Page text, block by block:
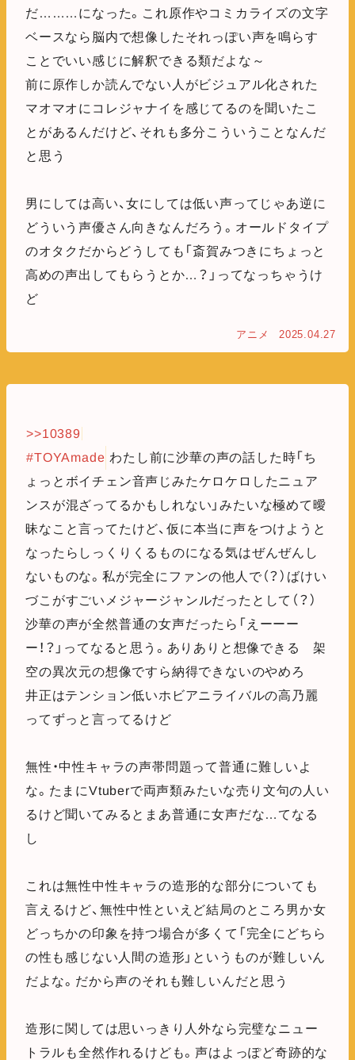
だ………になった。これ原作やコミカライズの文字
ベースなら脳内で想像したそれっぽい声を鳴らす
ことでいい感じに解釈できる類だよな～
前に原作しか読んでない人がビジュアル化された
マオマオにコレジャナイを感じてるのを聞いたこ
とがあるんだけど、それも多分こういうことなんだ
と思う
男にしては高い、女にしては低い声ってじゃあ逆に
どういう声優さん向きなんだろう。オールドタイプ
のオタクだからどうしても「斎賀みつきにちょっと
高めの声出してもらうとか…？」ってなっちゃうけ
ど
アニメ 2025.04.27
>>10389
#TOYAmade わたし前に沙華の声の話した時「ち
ょっとボイチェン音声じみたケロケロしたニュア
ンスが混ざってるかもしれない」みたいな極めて曖
昧なこと言ってたけど、仮に本当に声をつけようと
なったらしっくりくるものになる気はぜんぜんし
ないものな。私が完全にファンの他人で（？）ばけい
づこがすごいメジャージャンルだったとして（？）
沙華の声が全然普通の女声だったら「えーーー
ー！？」ってなると思う。ありありと想像できる 架
空の異次元の想像ですら納得できないのやめろ
井正はテンション低いホビアニライバルの高乃麗
ってずっと言ってるけど
無性・中性キャラの声帯問題って普通に難しいよ
な。たまにVtuberで両声類みたいな売り文句の人い
るけど聞いてみるとまあ普通に女声だな…てなる
し
これは無性中性キャラの造形的な部分についても
言えるけど、無性中性といえど結局のところ男か女
どっちかの印象を持つ場合が多くて「完全にどちら
の性も感じない人間の造形」というものが難しいん
だよな。だから声のそれも難しいんだと思う
造形に関しては思いっきり人外なら完璧なニュー
トラルも全然作れるけども。声はよっぽど奇跡的な